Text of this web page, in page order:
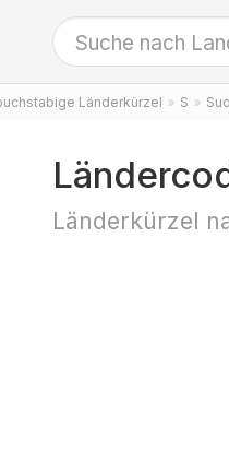
Länderkürzel S
Länderkürzel